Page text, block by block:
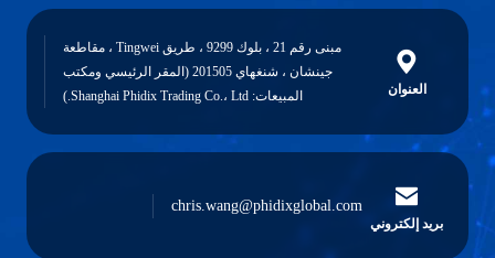
العنوان
مبنى رقم 21 ، بلوك 9299 ، طريق Tingwei ، مقاطعة
جينشان ، شنغهاي 201505 (المقر الرئيسي ومكتب
المبيعات: Shanghai Phidix Trading Co.، Ltd.)
بريد إلكتروني
chris.wang@phidixglobal.com